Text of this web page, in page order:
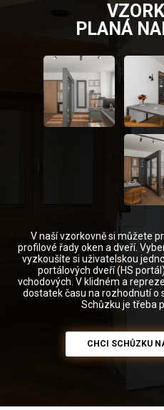
PLANÁ
V naší vzorkovně si můžete
profilové řady oken a dveří.
vyzkoušíte si uživatelskou
portálových dveří (HS
vchodových. V klidném a
dostatek času na rozhodnutí o
Schůzku je třeba
CHCI SCHŮZKU